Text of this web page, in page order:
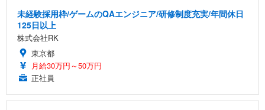
未経験採用枠/ゲームのQAエンジニア/研修制度充実/年間休日
125日以上
株式会社RK
東京都
月給30万円～50万円
正社員